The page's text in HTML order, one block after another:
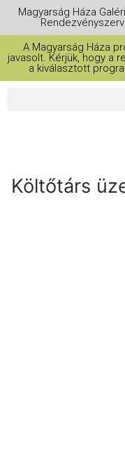
Magyarság Háza
A Magyarság Háza
javasolt. Kérjük, hogy a
a kiválasztott
Költőtárs